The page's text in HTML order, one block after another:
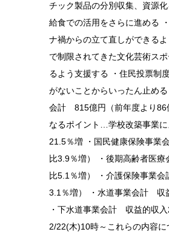
チック製品の分別収集、資源
給食での活用をさらに進める
ナ禍からの立て直しができる
で制限されてきた文化芸術ス
るよう支援する ・住民投票制
がないことからいったん止め
会計 815億円（前年度より86
なるポイント…学校改築事業に
21.5％増 ・国民健康保険事業
比3.9％増） ・後期高齢者医
比5.1％増） ・介護保険事業
3.1％増） ・水道事業会計 収
・下水道事業会計 収益的収
2/22(木)10時～これらの内容に